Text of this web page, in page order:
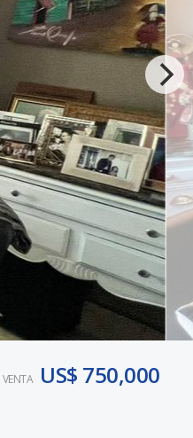
VENTA US$ 750,000